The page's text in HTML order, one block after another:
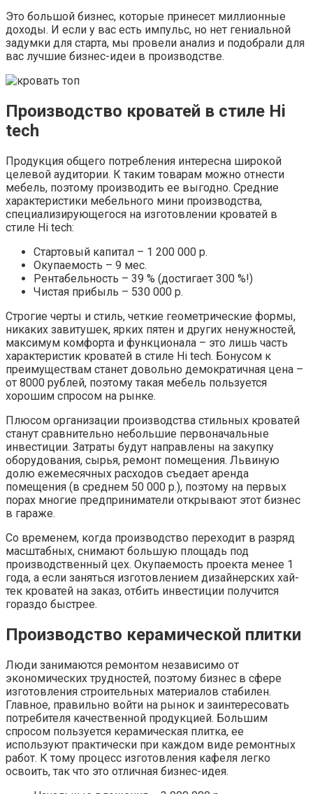
Это большой бизнес, которые принесет миллионные
доходы. И если у вас есть импульс, но нет гениальной
задумки для старта, мы провели анализ и подобрали для
вас лучшие бизнес-идеи в производстве.
Производство кроватей в стиле Hi
tech
Продукция общего потребления интересна широкой
целевой аудитории. К таким товарам можно отнести
мебель, поэтому производить ее выгодно. Средние
характеристики мебельного мини производства,
специализирующегося на изготовлении кроватей в
стиле Hi tech:
Стартовый капитал – 1 200 000 р.
Окупаемость – 9 мес.
Рентабельность – 39 % (достигает 300 %!)
Чистая прибыль – 530 000 р.
Строгие черты и стиль, четкие геометрические формы,
никаких завитушек, ярких пятен и других ненужностей,
максимум комфорта и функционала – это лишь часть
характеристик кроватей в стиле Hi tech. Бонусом к
преимуществам станет довольно демократичная цена –
от 8000 рублей, поэтому такая мебель пользуется
хорошим спросом на рынке.
Плюсом организации производства стильных кроватей
станут сравнительно небольшие первоначальные
инвестиции. Затраты будут направлены на закупку
оборудования, сырья, ремонт помещения. Львиную
долю ежемесячных расходов съедает аренда
помещения (в среднем 50 000 р.), поэтому на первых
порах многие предприниматели открывают этот бизнес
в гараже.
Со временем, когда производство переходит в разряд
масштабных, снимают большую площадь под
производственный цех. Окупаемость проекта менее 1
года, а если заняться изготовлением дизайнерских хай-
тек кроватей на заказ, отбить инвестиции получится
гораздо быстрее.
Производство керамической плитки
Люди занимаются ремонтом независимо от
экономических трудностей, поэтому бизнес в сфере
изготовления строительных материалов стабилен.
Главное, правильно войти на рынок и заинтересовать
потребителя качественной продукцией. Большим
спросом пользуется керамическая плитка, ее
используют практически при каждом виде ремонтных
работ. К тому процесс изготовления кафеля легко
освоить, так что это отличная бизнес-идея.